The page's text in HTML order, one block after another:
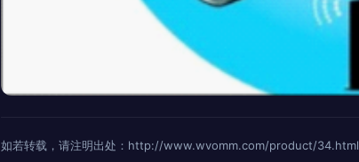
如若转载，请注明出处：http://www.wvomm.com/product/34.html